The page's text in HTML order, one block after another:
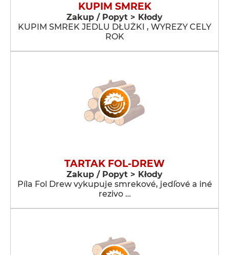
KUPIM SMREK
Zakup / Popyt > Kłody
KUPIM SMREK JEDLU DŁUŻKI , WYREZY CELY
ROK
TARTAK FOL-DREW
Zakup / Popyt > Kłody
Píla Fol Drew vykupuje smrekové, jedľové a iné
rezivo …